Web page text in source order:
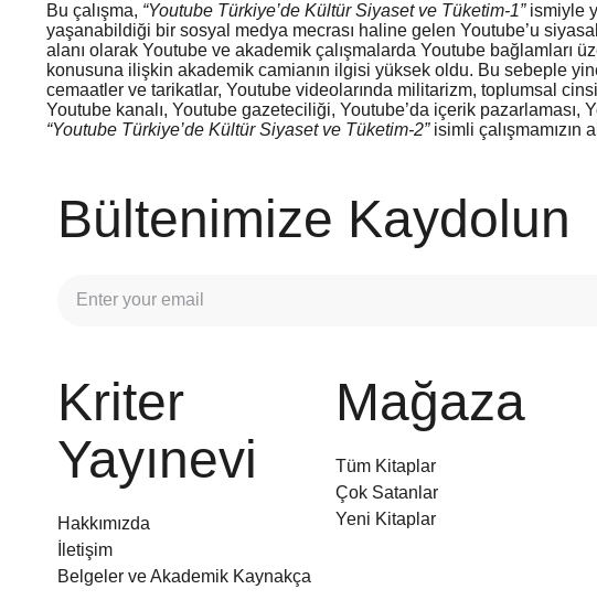
Bu çalışma, “Youtube Türkiye’de Kültür Siyaset ve Tüketim-1”ismiyle
yaşanabildiği bir sosyal medya mecrası haline gelen Youtube’u
alanı olarak Youtube ve akademik çalışmalarda Youtube
konusuna ilişkin akademik camianın ilgisi yüksek oldu. Bu sebeple
cemaatler ve tarikatlar, Youtube videolarında militarizm, toplumsal
Youtube kanalı, Youtube gazeteciliği, Youtube’da içerik pazarlaması,
“Youtube Türkiye’de Kültür Siyaset ve Tüketim-2”isimli çalışmamızın
Bültenimize Kaydolun
Kriter
Yayınevi
Hakkımızda
İletişim
Belgeler ve Akademik Kaynakça
Mağaza
Tüm Kitaplar
Çok Satanlar
Yeni Kitaplar